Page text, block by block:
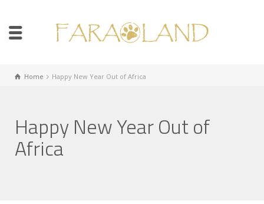
Home Happy New Year Out of Africa
Happy New Year Out of
Africa